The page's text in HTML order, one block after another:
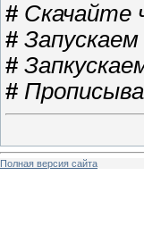
# Скачайте
# Запускаем
#
#
Полная версия сайта